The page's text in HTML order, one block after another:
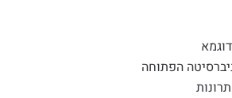
הפתוחה